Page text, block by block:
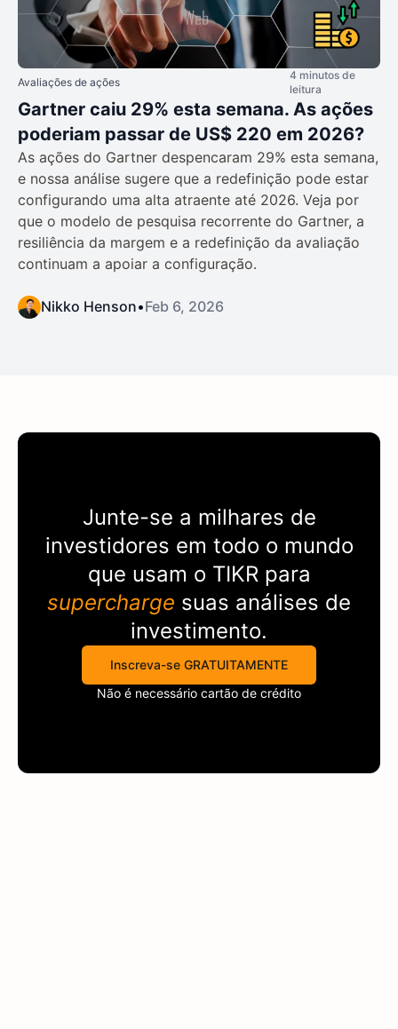
Avaliações de ações
4 minutos de
leitura
Gartner caiu 29% esta semana. As ações
poderiam passar de US$ 220 em 2026?
As ações do Gartner despencaram 29% esta semana,
e nossa análise sugere que a redefinição pode estar
configurando uma alta atraente até 2026. Veja por
que o modelo de pesquisa recorrente do Gartner, a
resiliência da margem e a redefinição da avaliação
continuam a apoiar a configuração.
Nikko Henson•Feb 6, 2026
Junte-se a milhares de
investidores em todo o mundo
que usam o TIKR para
supercharge suas análises de
investimento.
Inscreva-se GRATUITAMENTE
Não é necessário cartão de crédito